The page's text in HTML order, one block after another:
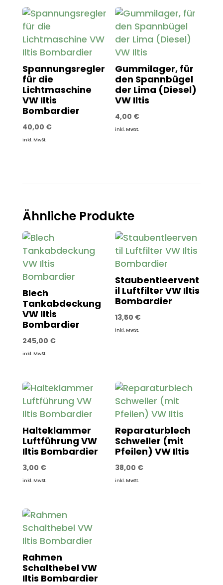
Spannungsregler
für die
Lichtmaschine
VW Iltis
Bombardier
40,00 €
inkl. MwSt.
Gummilager, für
den Spannbügel
der Lima (Diesel)
VW Iltis
4,00 €
inkl. MwSt.
Ähnliche Produkte
Blech
Tankabdeckung
VW Iltis
Bombardier
245,00 €
inkl. MwSt.
Staubentleervent
il Luftfilter VW Iltis
Bombardier
13,50 €
inkl. MwSt.
Halteklammer
Luftführung VW
Iltis Bombardier
3,00 €
inkl. MwSt.
Reparaturblech
Schweller (mit
Pfeilen) VW Iltis
38,00 €
inkl. MwSt.
Rahmen
Schalthebel VW
Iltis Bombardier